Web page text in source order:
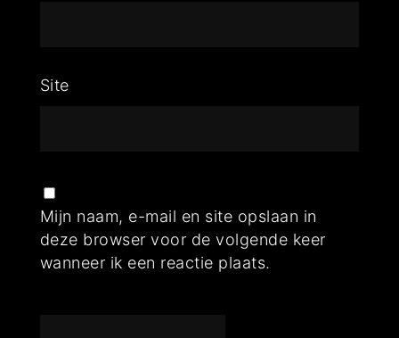
Site
Mijn naam, e-mail en site opslaan in
deze browser voor de volgende keer
wanneer ik een reactie plaats.